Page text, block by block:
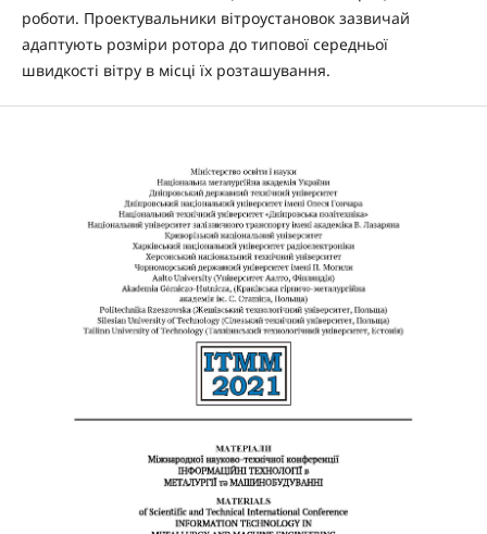
роботи. Проектувальники вітроустановок зазвичай
адаптують розміри ротора до типової середньої
швидкості вітру в місці їх розташування.